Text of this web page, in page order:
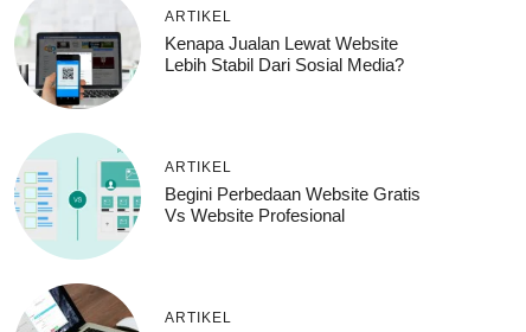
ARTIKEL
Kenapa Jualan Lewat Website
Lebih Stabil Dari Sosial Media?
ARTIKEL
Begini Perbedaan Website Gratis
Vs Website Profesional
ARTIKEL